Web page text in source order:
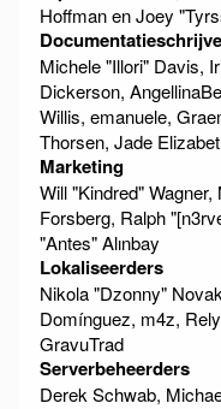
Hoffman en Joey
Michele "Illori" Davis,
Dickerson,
Willis, emanuele,
Thorsen, Jade
Marketing
Will "Kindred"
Forsberg, Ralph
"Antes" Alınbay
Lokaliseerders
Nikola "Dzonny"
Domínguez, m4z,
GravuTrad
Serverbeheerders
Derek Schwab,